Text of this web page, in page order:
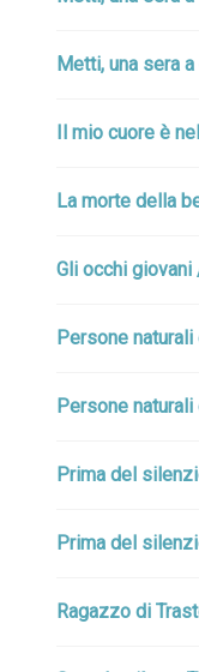
Metti, una sera
Il mio cuore è
La morte della
Gli occhi giovani
Persone
Persone
Prima del
Prima del
Ragazzo di